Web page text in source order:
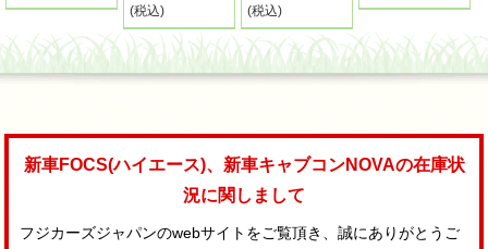
(税込) (税込)
新車FOCS(ハイエース)、新車キャブコンNOVAの在庫状
況に関しまして
フジカーズジャパンのwebサイトをご覧頂き、誠にありがとうご